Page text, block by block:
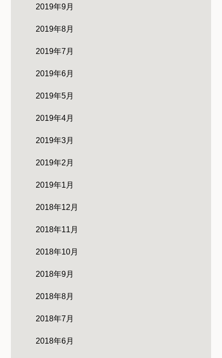
2019年9月
2019年8月
2019年7月
2019年6月
2019年5月
2019年4月
2019年3月
2019年2月
2019年1月
2018年12月
2018年11月
2018年10月
2018年9月
2018年8月
2018年7月
2018年6月